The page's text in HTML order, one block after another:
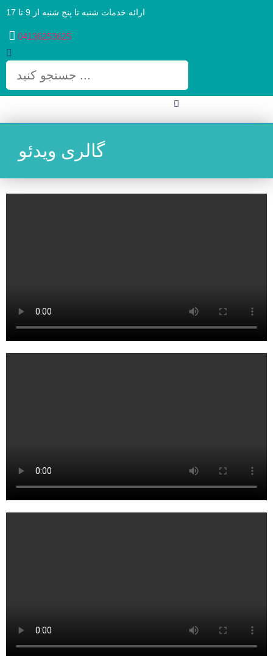
ارائه خدمات شنبه تا پنج شنبه از 9 تا 17
04136253625
گالری ویدئو